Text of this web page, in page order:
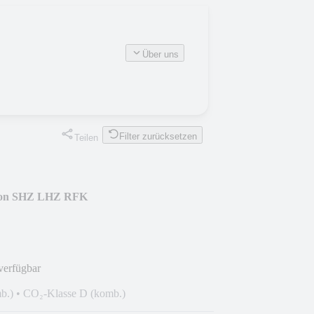
Über uns
Teilen Filter zurücksetzen
SHZ LHZ RFK
• CO₂-Klasse D (komb.)